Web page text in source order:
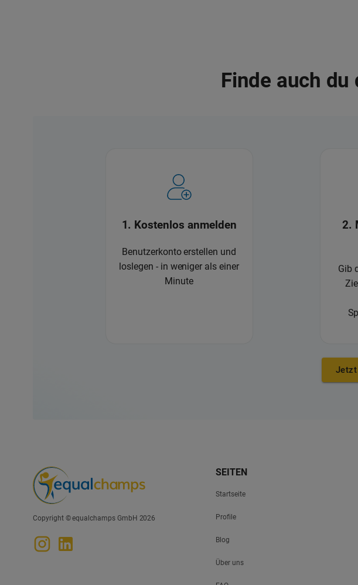
Finde auch
1. Kostenlos anmelden
Benutzerkonto erstellen und
loslegen - in weniger als einer
Minute
2.
Gib
Copyright © equalchamps GmbH 2026
SEITEN
Startseite
Profile
Blog
Über uns